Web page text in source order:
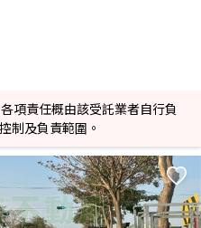
項責任概由該受託業者自行負
制及負責範圍。